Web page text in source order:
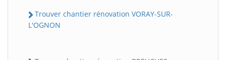
Trouver chantier rénovation VORAY-SUR-
L'OGNON